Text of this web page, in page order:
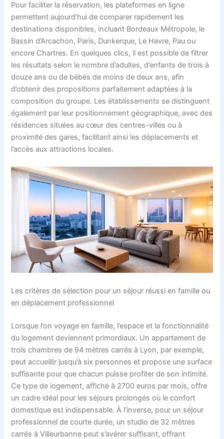
Pour faciliter la réservation, les plateformes en ligne
permettent aujourd’hui de comparer rapidement les
destinations disponibles, incluant Bordeaux Métropole, le
Bassin d’Arcachon, Paris, Dunkerque, Le Havre, Pau ou
encore Chartres. En quelques clics, il est possible de filtrer
les résultats selon le nombre d’adultes, d’enfants de trois à
douze ans ou de bébés de moins de deux ans, afin
d’obtenir des propositions parfaitement adaptées à la
composition du groupe. Les établissements se distinguent
également par leur positionnement géographique, avec des
résidences situées au cœur des centres-villes ou à
proximité des gares, facilitant ainsi les déplacements et
l’accès aux attractions locales.
Les critères de sélection pour un séjour réussi en famille ou
en déplacement professionnel
Lorsque l’on voyage en famille, l’espace et la fonctionnalité
du logement deviennent primordiaux. Un appartement de
trois chambres de 94 mètres carrés à Lyon, par exemple,
peut accueillir jusqu’à six personnes et propose une surface
suffisante pour que chacun puisse profiter de son intimité.
Ce type de logement, affiché à 2700 euros par mois, offre
un cadre idéal pour les séjours prolongés où le confort
domestique est indispensable. À l’inverse, pour un séjour
professionnel de courte durée, un studio de 32 mètres
carrés à Villeurbanne peut s’avérer suffisant, offrant